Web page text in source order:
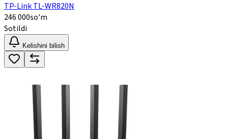
TP-Link TL-WR820N
246 000so'm
Sotildi
Kelishini bilish